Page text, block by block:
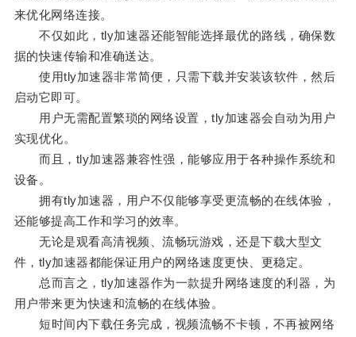
来优化网络连接。
不仅如此，tly加速器还能智能选择最优的路线，确保数
据的快速传输和准确送达。
使用tly加速器非常简便，只需下载并安装该软件，然后
启动它即可。
用户无需配置繁琐的网络设置，tly加速器会自动为用户
实现优化。
而且，tly加速器兼容性强，能够应用于各种操作系统和
设备。
拥有tly加速器，用户不仅能够享受更流畅的在线体验，
还能够提高工作和学习的效率。
无论是观看高清视频、流畅玩游戏，还是下载大型文
件，tly加速器都能保证用户的网络速度更快、更稳定。
总而言之，tly加速器作为一款提升网络速度的利器，为
用户带来更为快速和流畅的在线体验。
短时间内下载任务完成，视频流畅不卡顿，不再被网络